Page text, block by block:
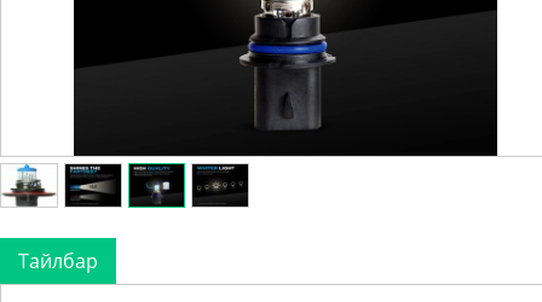
Тайлбар